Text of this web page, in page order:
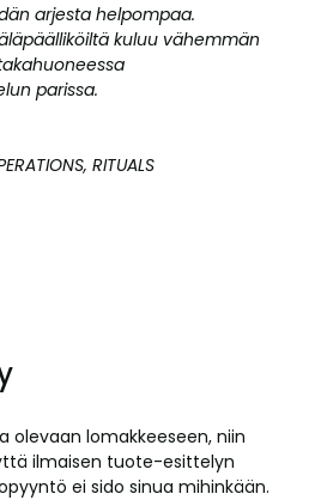
arjesta helpompaa.
kuluu vähemmän
parissa.
RITUALS
olevaan lomakkeeseen, niin
ilmaisen tuote-esittelyn
ei sido sinua mihinkään.